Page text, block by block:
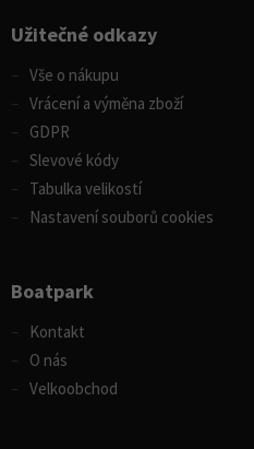
Užitečné odkazy
Vše o nákupu
Vrácení a výměna zboží
GDPR
Slevové kódy
Tabulka velikostí
Nastavení souborů cookies
Boatpark
Kontakt
O nás
Velkoobchod